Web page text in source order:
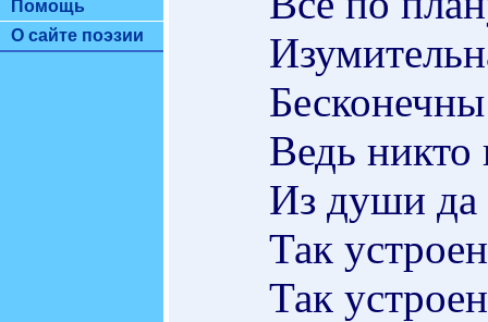
Помощь
О сайте поэзии
Ведь никто
Из души да
Так
Так